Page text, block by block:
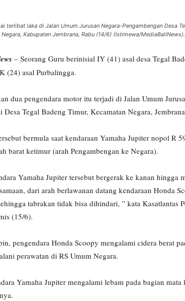
terlibat laka di Jalan Umum Jurusan Negara-Pengambengan Desa
Negara, Kabupaten Jembrana, Rabu (14/6) (Istimewa/MediaBaliNews).
– Seorang Guru berinisial IY (41) asal desa Tegal
(24) asal Purbalingga.
dua pengendara motor itu terjadi di Jalan Umum
Desa Tegal Badeng Timur, Kecamatan Negara,
bermula saat kendaraan Yamaha Jupiter nopol R
barat ketimur (arah Pengambengan ke Negara).
Yamaha Jupiter tersebut bergerak ke kanan hingga
dari arah berlawanan datang kendaraan Honda
tabrakan tidak bisa dihindari, ” kata Kasatlantas
(15/6).
pengendara Honda Scoopy mengalami cidera berat
perawatan di RS Umum Negara.
Yamaha Jupiter mengalami lebam pada bagian mata